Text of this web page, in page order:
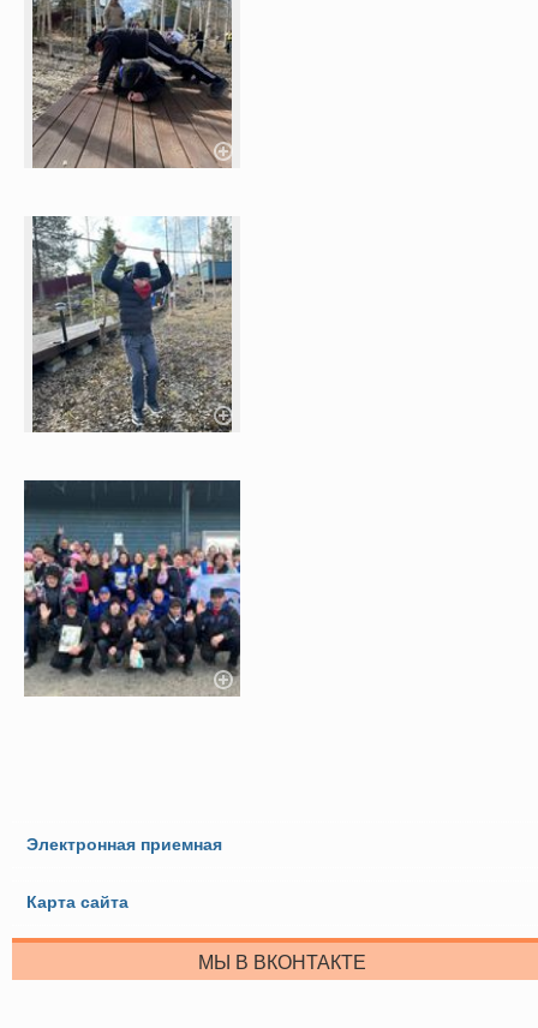
Электронная приемная
Карта сайта
МЫ В ВКОНТАКТЕ